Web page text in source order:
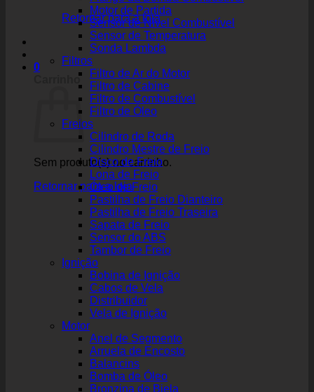
Retornar para a loja
0
Carrinho
Sem produto(s) no carrinho.
Retornar para a loja
Motor de Partida
Sensor de Nível Combustível
Sensor de Temperatura
Sonda Lambda
Filtros
Filtro de Ar do Motor
Filtro de Cabine
Filtro de Combustível
Filtro de Óleo
Freios
Cilindro de Roda
Cilindro Mestre de Freio
Disco de Freio
Lona de Freio
Óleo de Freio
Pastilha de Freio Dianteiro
Pastilha de Freio Traseira
Sapata de Freio
Sensor do ABS
Tambor de Freio
Ignição
Bobina de Ignição
Cabos de Vela
Distribuidor
Vela de Ignição
Motor
Anel de Segmento
Arruela de Encosto
Balancins
Bomba de Óleo
Bronzina de Biela